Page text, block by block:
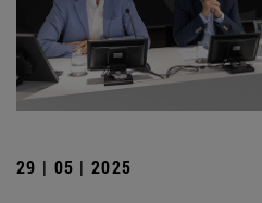
29 | 05 | 2025